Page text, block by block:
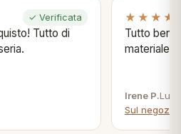
✓ Verificata
Tutto di
Tutto bene
materiale .
Irene P.Lug
Sul negozio